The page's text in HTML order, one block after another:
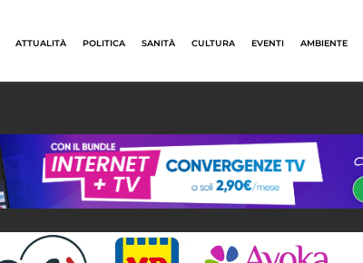
ATTUALITÀ POLITICA SANITÀ CULTURA EVENTI AMBIENTE